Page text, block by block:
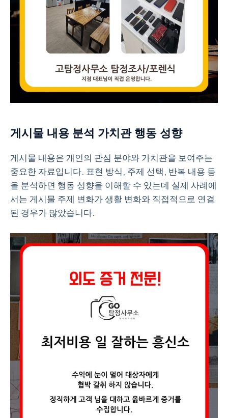
게시물 내용 분석 가치관 행동 성향
게시물 내용은 개인의 관심 분야와 가치관을 보여주는
중요한 자료입니다. 표현 방식, 주제 선택, 반복 내용 등
을 분석하면 행동 성향을 이해할 수 있는데 실제 사례에
서는 게시물 주제 변화가 생활 변화와 직접적으로 연결
된 경우가 많았습니다.